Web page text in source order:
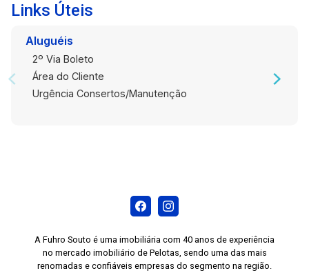
Links Úteis
Aluguéis
2º Via Boleto
Área do Cliente
Urgência Consertos/Manutenção
A Fuhro Souto é uma imobiliária com 40 anos de experiência
no mercado imobiliário de Pelotas, sendo uma das mais
renomadas e confiáveis empresas do segmento na região.